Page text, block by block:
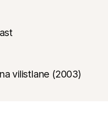
vilistlane (2003)